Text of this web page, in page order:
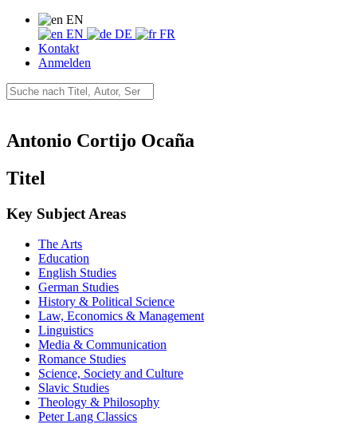
EN
EN
DE
FR
Kontakt
Anmelden
Antonio Cortijo Ocaña
Titel
Key Subject Areas
The Arts
Education
English Studies
German Studies
History & Political Science
Law, Economics & Management
Linguistics
Media & Communication
Romance Studies
Science, Society and Culture
Slavic Studies
Theology & Philosophy
Peter Lang Classics